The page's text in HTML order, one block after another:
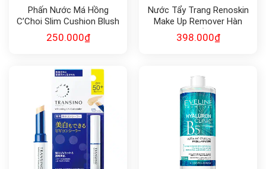
Phấn Nước Má Hồng
C’Choi Slim Cushion Blush
250.000₫
Nước Tẩy Trang Renoskin
Make Up Remover Hàn
Quốc
398.000₫